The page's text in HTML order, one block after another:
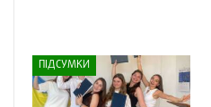
ПІДСУМКИ